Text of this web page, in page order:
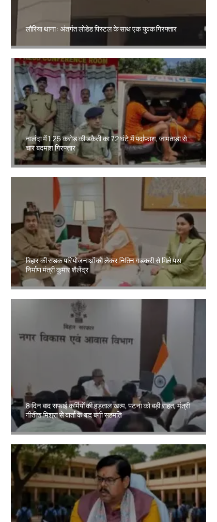
लौरिया थाना : अंतर्गत लोडेड पिस्टल के साथ एक युवक गिरफ्तार
Amit Lekh
नालंदा में 1.25 करोड़ की डकैती का 72 घंटे में पर्दाफाश, जामताड़ा से
चार बदमाश गिरफ्तार
Amit Lekh
बिहार की सड़क परियोजनाओं को लेकर नितिन गडकरी से मिले पथ
निर्माण मंत्री कुमार शैलेंद्र
Amit Lekh
8 दिन बाद सफाई कर्मियों की हड़ताल खत्म, पटना को बड़ी राहत, मंत्री
नीतीश मिश्रा से वार्ता के बाद बनी सहमति